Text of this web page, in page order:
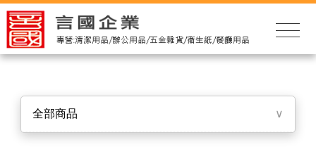
全部商品 ∨